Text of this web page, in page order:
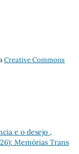
Creative Commons
e o desejo ,
Memórias Trans